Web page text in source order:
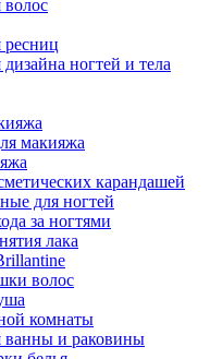
волос
ресниц
ногтей и тела
макияжа
карандашей
для ногтей
за ногтями
лака
волос
комнаты
ванны и раковины